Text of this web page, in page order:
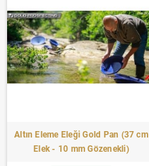
Altın Eleme Eleği Gold Pan (37 cm
Elek - 10 mm Gözenekli)